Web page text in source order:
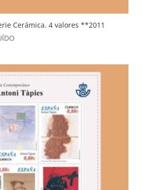
Cerámica. 4 valores **2011